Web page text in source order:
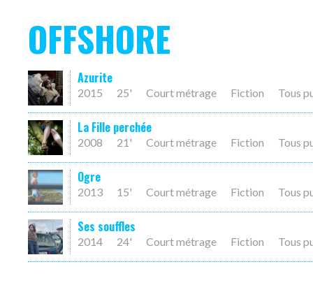
OFFSHORE
Azurite
2015 25' Court métrage Fiction Tous
La Fille perchée
2008 21' Court métrage Fiction Tous
Ogre
2013 15' Court métrage Fiction Tous
Ses souffles
2014 24' Court métrage Fiction Tous